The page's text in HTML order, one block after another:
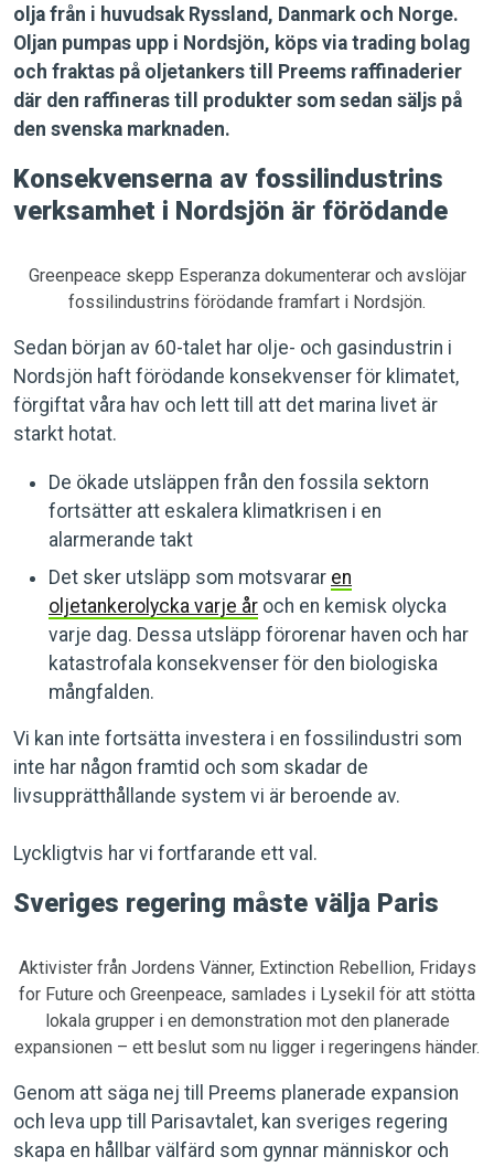
olja från i huvudsak Ryssland, Danmark och Norge.
Oljan pumpas upp i Nordsjön, köps via trading bolag
och fraktas på oljetankers till Preems raffinaderier
där den raffineras till produkter som sedan säljs på
den svenska marknaden.
Konsekvenserna av fossilindustrins
verksamhet i Nordsjön är förödande
Greenpeace skepp Esperanza dokumenterar och avslöjar
fossilindustrins förödande framfart i Nordsjön.
Sedan början av 60-talet har olje- och gasindustrin i
Nordsjön haft förödande konsekvenser för klimatet,
förgiftat våra hav och lett till att det marina livet är
starkt hotat.
De ökade utsläppen från den fossila sektorn
fortsätter att eskalera klimatkrisen i en
alarmerande takt
Det sker utsläpp som motsvarar en
oljetankerolycka varje år och en kemisk olycka
varje dag. Dessa utsläpp förorenar haven och har
katastrofala konsekvenser för den biologiska
mångfalden.
Vi kan inte fortsätta investera i en fossilindustri som
inte har någon framtid och som skadar de
livsupprätthållande system vi är beroende av.
Lyckligtvis har vi fortfarande ett val.
Sveriges regering måste välja Paris
Aktivister från Jordens Vänner, Extinction Rebellion, Fridays
for Future och Greenpeace, samlades i Lysekil för att stötta
lokala grupper i en demonstration mot den planerade
expansionen – ett beslut som nu ligger i regeringens händer.
Genom att säga nej till Preems planerade expansion
och leva upp till Parisavtalet, kan sveriges regering
skapa en hållbar välfärd som gynnar människor och